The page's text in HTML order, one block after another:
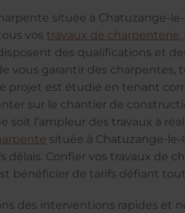
située à Chatuzange-
vos travaux de
des qualifications et
vous garantir des
projet est étudié en tenant
sur le chantier de
soit l’ampleur des travaux à
située à Chatuzange-
délais. Confier vos travaux de
bénéficier de tarifs défiant
des interventions rapides et